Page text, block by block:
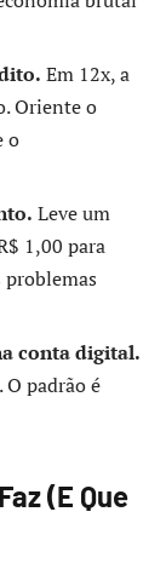
Em 12x, a
Oriente o
o
Leve um
1,00 para
problemas
conta digital.
O padrão é
(E Que